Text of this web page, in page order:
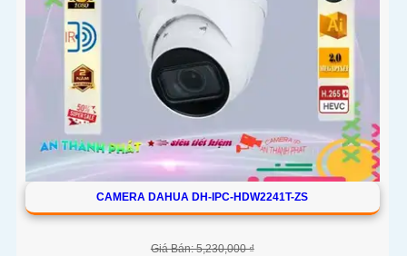
CAMERA DAHUA DH-IPC-HDW2241T-ZS
Giá Bán: 5,230,000 ₫